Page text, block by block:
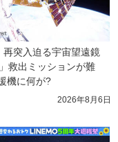
再突入迫る宇宙望遠鏡
」救出ミッションが難
機に何が?
2026年8月6日